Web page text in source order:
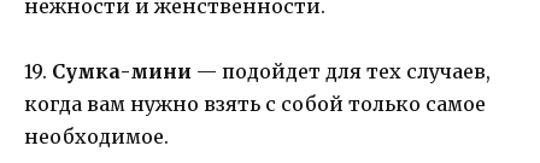
нежности и женственности.
19. Сумка-мини — подойдет для тех случаев,
когда вам нужно взять с собой только самое
необходимое.